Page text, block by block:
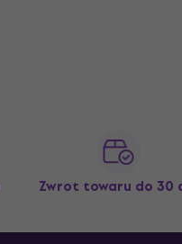
Zwrot towaru do 30